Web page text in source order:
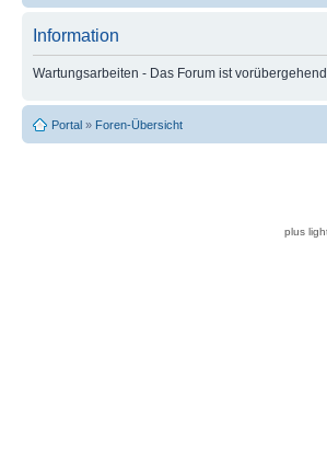
Information
Wartungsarbeiten - Das Forum ist
Portal » Foren-Übersicht
plus